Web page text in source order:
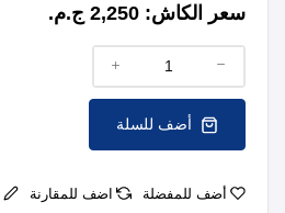
سعر الكاش: 2,250 ج.م.
أضف للسلة
أضف للمفضلة اضف للمقارنة